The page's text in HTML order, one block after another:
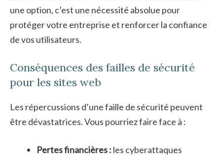
une option, c’est une nécessité absolue pour
protéger votre entreprise et renforcer la confiance
de vos utilisateurs.
Conséquences des failles de sécurité
pour les sites web
Les répercussions d’une faille de sécurité peuvent
être dévastatrices. Vous pourriez faire face à :
Pertes financières : les cyberattaques